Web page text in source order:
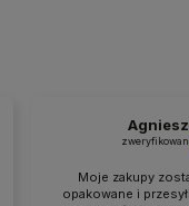
Moje zakupy
opakowane i